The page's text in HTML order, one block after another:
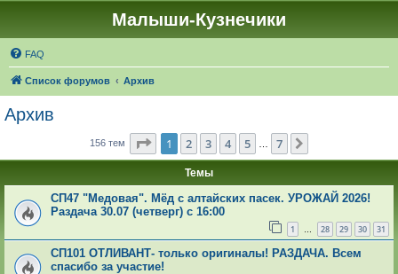
Малыши-Кузнечики
FAQ
Список форумов Архив
Архив
156 тем Страница из
1 2 3 4 5 7
Темы
СП47 "Медовая". Мёд с алтайских пасек. УРОЖАЙ 2026!
Раздача 30.07 (четверг) с 16:00
1 … 28 29 30 31
СП101 ОТЛИВАНТ- только оригиналы! РАЗДАЧА. Всем
спасибо за участие!